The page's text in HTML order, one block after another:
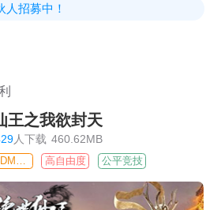
人招募中！
王之我欲封天
人下载 460.62MB
高自由度 公平竞技